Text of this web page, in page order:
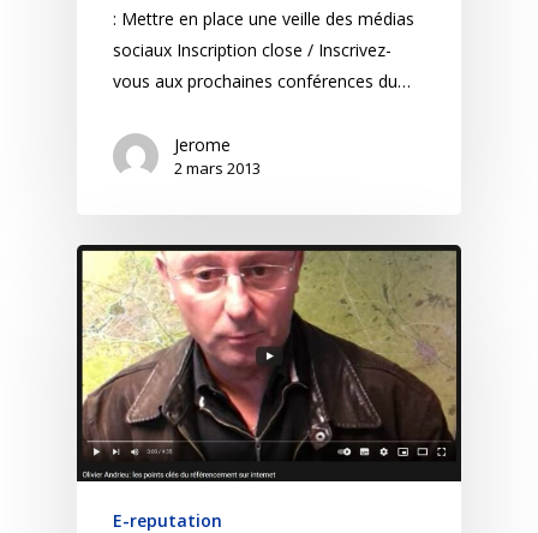
: Mettre en place une veille des médias
sociaux Inscription close / Inscrivez-
vous aux prochaines conférences du…
Jerome
2 mars 2013
E-reputation